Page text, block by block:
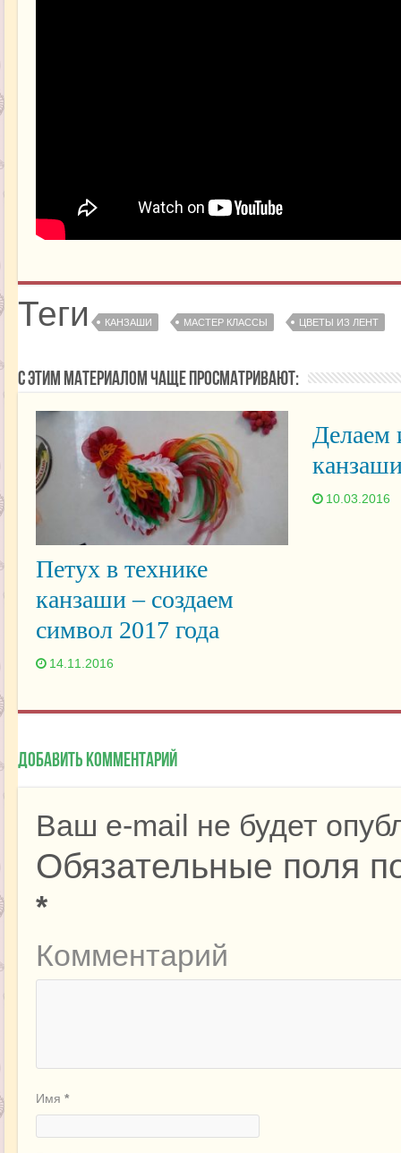
Теги КАНЗАШИ МАСТЕР КЛАССЫ ЦВЕТЫ ИЗ ЛЕНТ
С этим материалом чаще просматривают:
Петух в технике
канзаши – создаем
символ 2017 года
14.11.2016
10.03.2016
Добавить комментарий
Ваш e-mail не будет
Обязательные поля
*
Комментарий
Имя *